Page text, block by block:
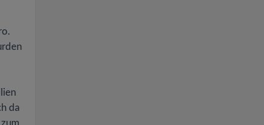
da